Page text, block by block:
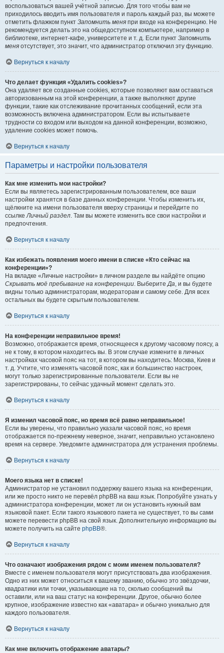
воспользоваться вашей учётной записью. Для того чтобы вам не
приходилось вводить имя пользователя и пароль каждый раз, вы можете
отметить флажком пункт Запомнить меня при входе на конференцию. Не
рекомендуется делать это на общедоступном компьютере, например в
библиотеке, интернет-кафе, университете и т. д. Если пункт Запомнить
меня отсутствует, это значит, что администратор отключил эту функцию.
Вернуться к началу
Что делает функция «Удалить cookies»?
Она удаляет все созданные cookies, которые позволяют вам оставаться
авторизованным на этой конференции, а также выполняют другие
функции, такие как отслеживание прочитанных сообщений, если эта
возможность включена администратором. Если вы испытываете
трудности со входом или выходом на данной конференции, возможно,
удаление cookies может помочь.
Вернуться к началу
Параметры и настройки пользователя
Как мне изменить мои настройки?
Если вы являетесь зарегистрированным пользователем, все ваши
настройки хранятся в базе данных конференции. Чтобы изменить их,
щёлкните на имени пользователя вверху страницы и перейдите по
ссылкеЛичный раздел. Там вы можете изменить все свои настройки и
предпочтения.
Вернуться к началу
Как избежать появления моего имени в списке «Кто сейчас на
конференции»?
На вкладке «Личные настройки» в личном разделе вы найдёте опцию
Скрывать моё пребывание на конференции. ВыберитеДа, и вы будете
видны только администраторам, модераторам и самому себе. Для всех
остальных вы будете скрытым пользователем.
Вернуться к началу
На конференции неправильное время!
Возможно, отображается время, относящееся к другому часовому поясу, а
не к тому, в котором находитесь вы. В этом случае измените в личных
настройках часовой пояс на тот, в котором вы находитесь: Москва, Киев и
т. д. Учтите, что изменять часовой пояс, как и большинство настроек,
могут только зарегистрированные пользователи. Если вы не
зарегистрированы, то сейчас удачный момент сделать это.
Вернуться к началу
Я изменил часовой пояс, но время всё равно неправильное!
Если вы уверены, что правильно указали часовой пояс, но время
отображается по-прежнему неверное, значит, неправильно установлено
время на сервере. Уведомите администратора для устранения проблемы.
Вернуться к началу
Моего языка нет в списке!
Администратор не установил поддержку вашего языка на конференции,
или же просто никто не перевёл phpBB на ваш язык. Попробуйте узнать у
администратора конференции, может ли он установить нужный вам
языковой пакет. Если такого языкового пакета не существует, то вы сами
можете перевести phpBB на свой язык. Дополнительную информацию вы
можете получить на сайте phpBB®.
Вернуться к началу
Что означают изображения рядом с моим именем пользователя?
Вместе с именем пользователя могут присутствовать два изображения.
Одно из них может относиться к вашему званию, обычно это звёздочки,
квадратики или точки, указывающие на то, сколько сообщений вы
оставили, или на ваш статус на конференции. Другое, обычно более
крупное, изображение известно как «аватара» и обычно уникально для
каждого пользователя.
Вернуться к началу
Как мне включить отображение аватары?